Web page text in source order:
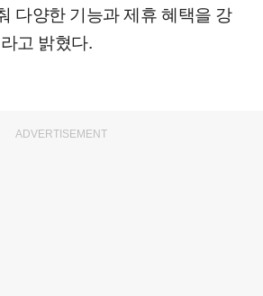
다양한 기능과 제휴 혜택을 강
고 밝혔다.
ADVERTISEMENT